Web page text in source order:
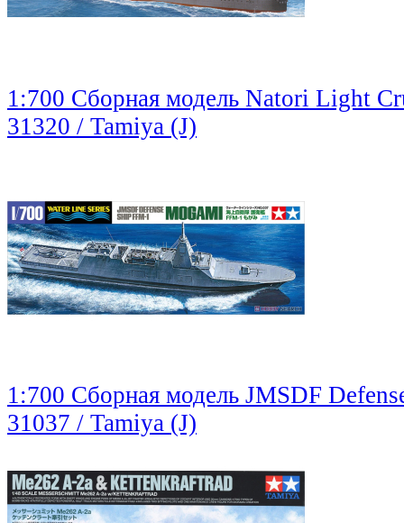
1:700 Сборная модель Natori Light
31320 / Tamiya (J)
1:700 Сборная модель JMSDF
31037 / Tamiya (J)